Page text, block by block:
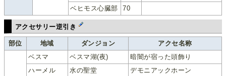
ベヒモス心臓部
70
アクセサリー逆引き
部位 地域 ダンジョン アクセ名称
ベスマ ベスマ湖(夜)
暗闇が宿った頭飾り
ハーメル
水の聖堂 デモニアックホーン